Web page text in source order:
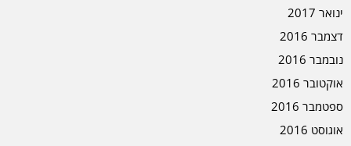
ינואר 2017
דצמבר 2016
נובמבר 2016
אוקטובר 2016
ספטמבר 2016
אוגוסט 2016